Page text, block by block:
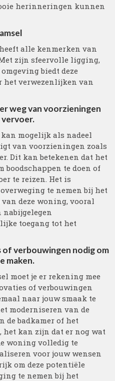
herinneringen kunnen
alle kenmerken van
zijn sfeervolle ligging,
biedt deze
het verwezenlijken van
weg van voorzieningen
vervoer.
mogelijk als nadeel
van voorzieningen zoals
Dit kan betekenen dat het
boodschappen te doen of
te reizen. Het is
te nemen bij het
deze woning, vooral
toegang tot het
verbouwingen nodig om
maken.
moet je er rekening mee
of verbouwingen
naar jouw smaak te
moderniseren van de
de badkamer of het
het kan zijn dat er nog wat
woning volledig te
voor jouw wensen
om deze potentiële
te nemen bij het